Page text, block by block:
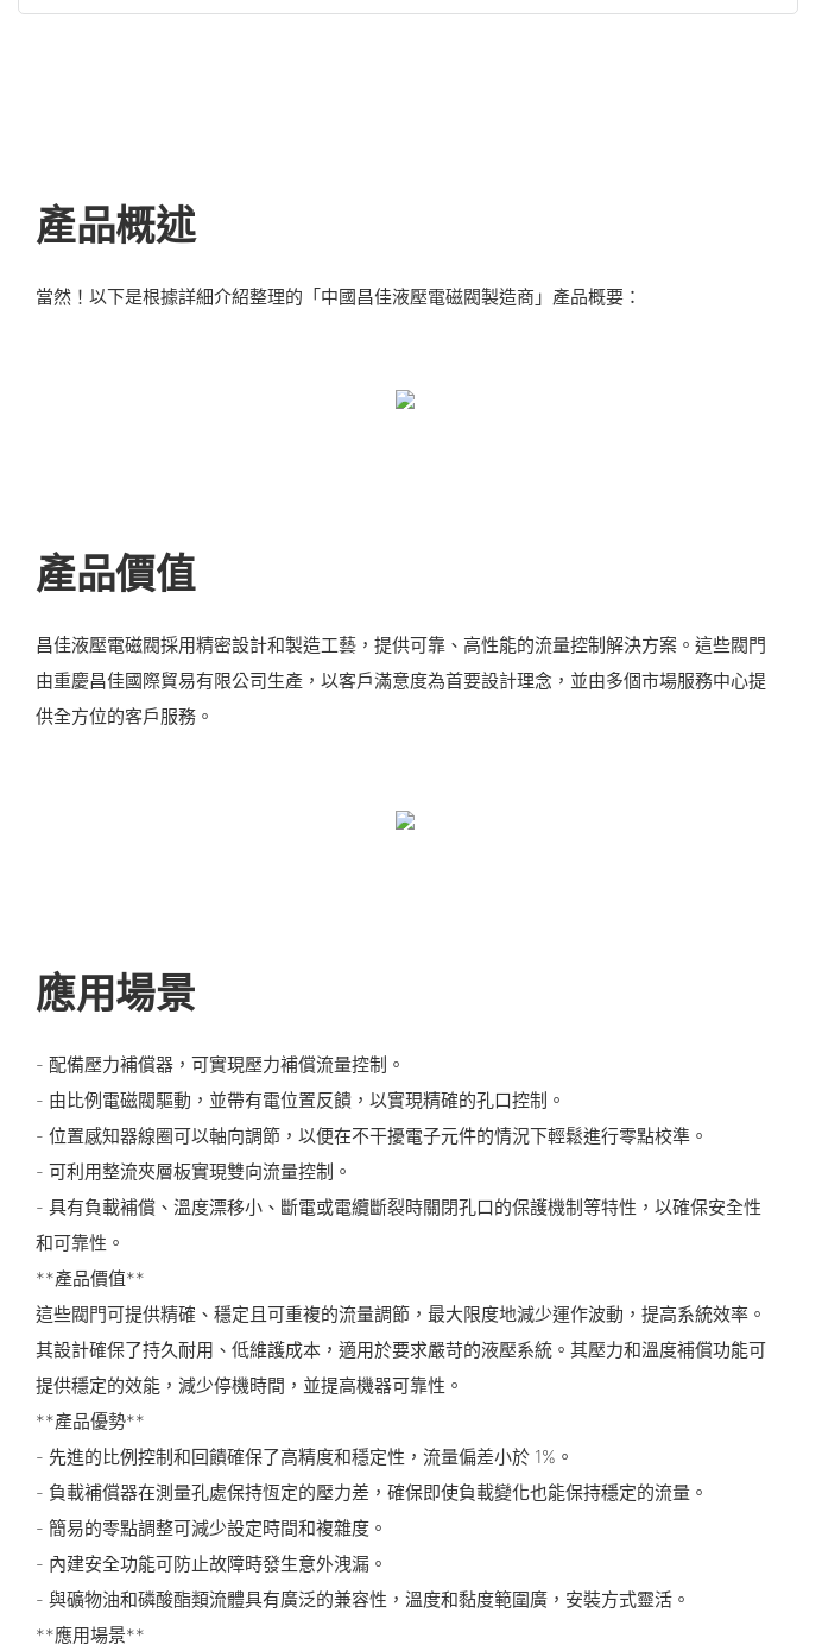
產品概述
當然！以下是根據詳細介紹整理的「中國昌佳液壓電磁閥製造商」產品概要：
產品價值
昌佳液壓電磁閥採用精密設計和製造工藝，提供可靠、高性能的流量控制解決方案。這些閥門
由重慶昌佳國際貿易有限公司生產，以客戶滿意度為首要設計理念，並由多個市場服務中心提
供全方位的客戶服務。
應用場景
- 配備壓力補償器，可實現壓力補償流量控制。
- 由比例電磁閥驅動，並帶有電位置反饋，以實現精確的孔口控制。
- 位置感知器線圈可以軸向調節，以便在不干擾電子元件的情況下輕鬆進行零點校準。
- 可利用整流夾層板實現雙向流量控制。
- 具有負載補償、溫度漂移小、斷電或電纜斷裂時關閉孔口的保護機制等特性，以確保安全性
和可靠性。
**產品價值**
這些閥門可提供精確、穩定且可重複的流量調節，最大限度地減少運作波動，提高系統效率。
其設計確保了持久耐用、低維護成本，適用於要求嚴苛的液壓系統。其壓力和溫度補償功能可
提供穩定的效能，減少停機時間，並提高機器可靠性。
**產品優勢**
- 先進的比例控制和回饋確保了高精度和穩定性，流量偏差小於 1%。
- 負載補償器在測量孔處保持恆定的壓力差，確保即使負載變化也能保持穩定的流量。
- 簡易的零點調整可減少設定時間和複雜度。
- 內建安全功能可防止故障時發生意外洩漏。
- 與礦物油和磷酸酯類流體具有廣泛的兼容性，溫度和黏度範圍廣，安裝方式靈活。
**應用場景**